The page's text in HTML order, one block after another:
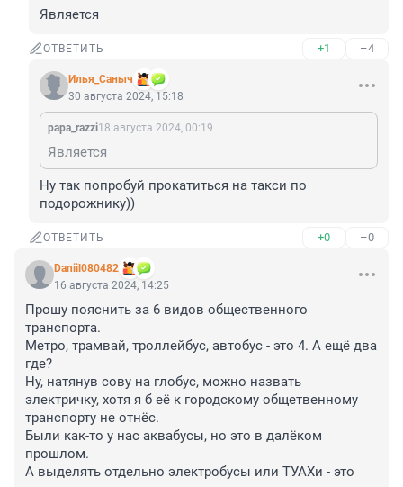
Является
ОТВЕТИТЬ +1 –4
Илья_Саныч
30 августа 2024, 15:18
papa_razzi18 августа 2024, 00:19
Является
Ну так попробуй прокатиться на такси по
подорожнику))
ОТВЕТИТЬ +0 –0
Daniil080482
16 августа 2024, 14:25
Прошу пояснить за 6 видов общественного
транспорта.
Метро, трамвай, троллейбус, автобус - это 4. А ещё два
где?
Ну, натянув сову на глобус, можно назвать
электричку, хотя я б её к городскому общетвенному
транспорту не отнёс.
Были как-то у нас аквабусы, но это в далёком
прошлом.
А выделять отдельно электробусы или ТУАХи - это